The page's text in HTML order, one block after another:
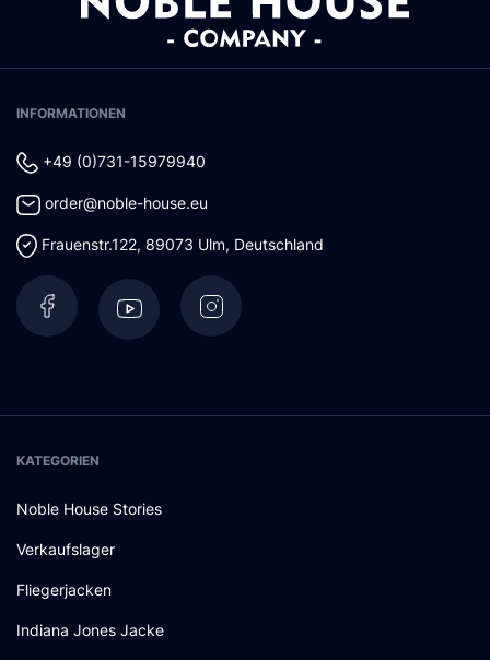
INFORMATIONEN
+49 (0)731-15979940
order@noble-house.eu
Frauenstr.122, 89073 Ulm, Deutschland
KATEGORIEN
Noble House Stories
Verkaufslager
Fliegerjacken
Indiana Jones Jacke